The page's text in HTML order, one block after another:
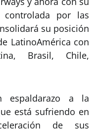
controlada por las
su posición
LatinoAmérica con
Brasil, Chile,
espaldarazo a la
está sufriendo en
de sus